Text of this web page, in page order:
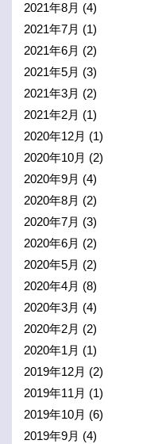
2021年8月 (4)
2021年7月 (1)
2021年6月 (2)
2021年5月 (3)
2021年3月 (2)
2021年2月 (1)
2020年12月 (1)
2020年10月 (2)
2020年9月 (4)
2020年8月 (2)
2020年7月 (3)
2020年6月 (2)
2020年5月 (2)
2020年4月 (8)
2020年3月 (4)
2020年2月 (2)
2020年1月 (1)
2019年12月 (2)
2019年11月 (1)
2019年10月 (6)
2019年9月 (4)